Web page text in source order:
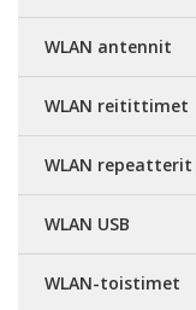
WLAN antennit
WLAN reitittimet
WLAN repeatterit
WLAN USB
WLAN-toistimet